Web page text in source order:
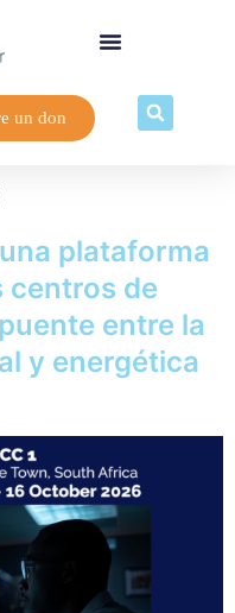
un don
plataforma
centros de
entre la
y energética